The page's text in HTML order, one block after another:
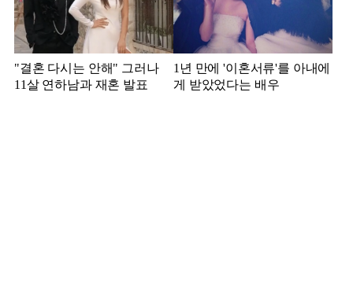
"결혼 다시는 안해" 그러나
11살 연하남과 재혼 발표
1년 만에 '이혼서류'를 아내에
게 받았었다는 배우